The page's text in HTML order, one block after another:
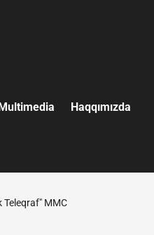
Multimedia
Haqqımızda
MMC